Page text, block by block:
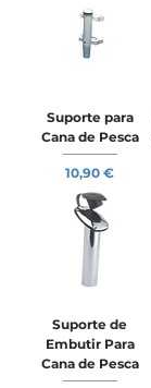
Suporte para
Cana de Pesca
Preço
10,90 €
Suporte de
Embutir Para
Cana de Pesca